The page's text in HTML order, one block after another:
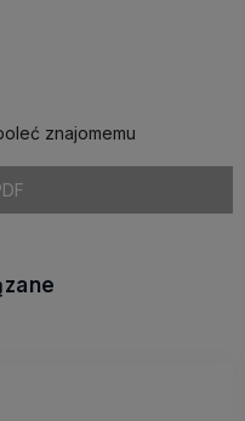
znajomemu